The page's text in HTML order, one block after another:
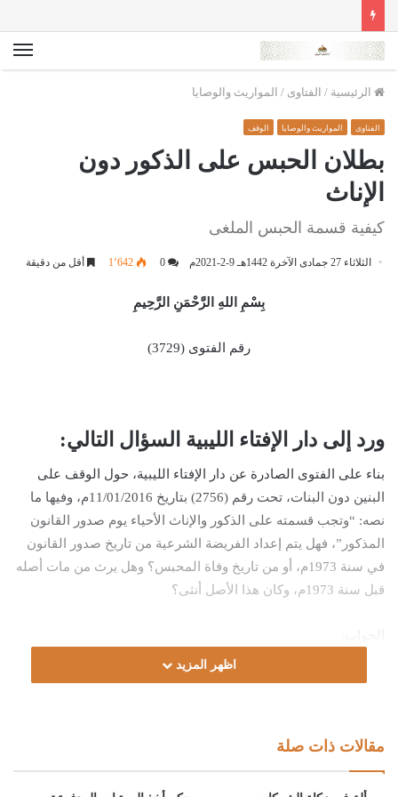
الرئيسية / الفتاوى / المواريث والوصايا
الفتاوى المواريث والوصايا الوقف
بطلان الحبس على الذكور دون
الإناث
كيفية قسمة الحبس الملغى
الثلاثاء 27 جمادى الآخرة 1442هـ 9-2-2021م 0 1٬642 أقل من دقيقة
بِسْمِ اللهِ الرَّحْمَنِ الرَّحِيمِ
رقم الفتوى (3729)
ورد إلى دار الإفتاء الليبية السؤال التالي:
بناء على الفتوى الصادرة عن دار الإفتاء الليبية، حول الوقف على
البنين دون البنات، تحت رقم (2756) بتاريخ 11/01/2016م، وفيها ما
نصه: “وتجب قسمته على الذكور والإناث الأحياء يوم صدور القانون
المذكور”، فهل يتم إعداد الفريضة الشرعية من تاريخ صدور القانون
في سنة 1973م، أو من تاريخ وفاة المحبس؟ وهل يرث من مات أصله
قبل سنة 1973م، وكان هذا الأصل أنثى؟
الحمد لله، والصلاة والسلام على رسول الله، وعلى آله وصحبه ومن
أما بعد:
اظهر المزيد
مقالات ذات صلة